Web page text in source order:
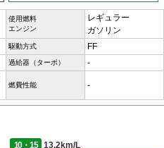
使用燃料
エンジン
レギュラー
ガソリン
駆動方式 FF
過給器（ターボ） -
燃費性能 -
10・15
13.2km/L